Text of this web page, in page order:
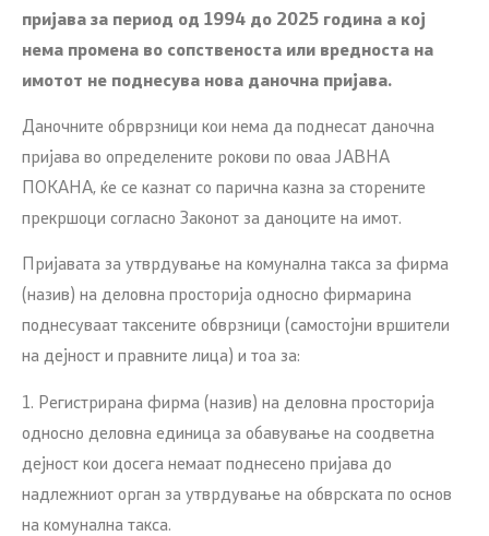
пријава за период од 1994 до 2025 година а кој
нема промена во сопственоста или вредноста на
имотот не поднесува нова даночна пријава.
Даночните обрврзници кои нема да поднесат даночна
пријава во определените рокови по оваа ЈАВНА
ПОКАНА, ќе се казнат со парична казна за сторените
прекршоци согласно Законот за даноците на имот.
Пријавата за утврдување на комунална такса за фирма
(назив) на деловна просторија односно фирмарина
поднесуваат таксените обврзници (самостојни вршители
на дејност и правните лица) и тоа за:
1. Регистрирана фирма (назив) на деловна просторија
односно деловна единица за обавување на соодветна
дејност кои досега немаат поднесено пријава до
надлежниот орган за утврдување на обврската по основ
на комунална такса.